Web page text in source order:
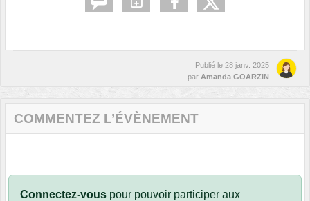
Publié le 28 janv. 2025
par Amanda GOARZIN
COMMENTEZ L’ÉVÈNEMENT
Connectez-vous pour pouvoir participer aux